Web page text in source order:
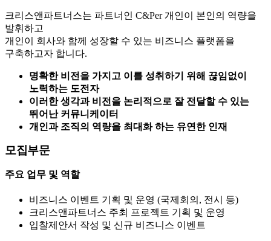
크리스앤파트너스는 파트너인 C&Per 개인이 본인의 역량을
발휘하고
개인이 회사와 함께 성장할 수 있는 비즈니스 플랫폼을
구축하고자 합니다.
명확한 비전을 가지고 이를 성취하기 위해 끊임없이
노력하는 도전자
이러한 생각과 비전을 논리적으로 잘 전달할 수 있는
뛰어난 커뮤니케이터
개인과 조직의 역량을 최대화 하는 유연한 인재
모집부문
주요 업무 및 역할
비즈니스 이벤트 기획 및 운영 (국제회의, 전시 등)
크리스앤파트너스 주최 프로젝트 기획 및 운영
입찰제안서 작성 및 신규 비즈니스 이벤트